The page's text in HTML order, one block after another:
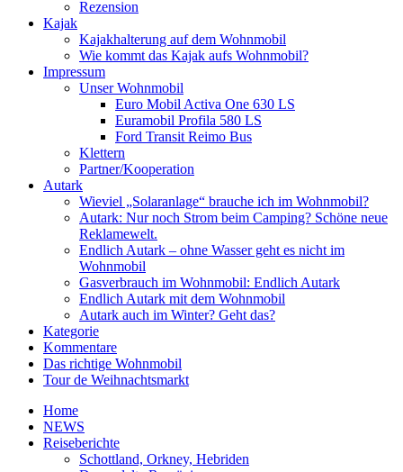
Rezension
Kajak
Kajakhalterung auf dem Wohnmobil
Wie kommt das Kajak aufs Wohnmobil?
Impressum
Unser Wohnmobil
Euro Mobil Activa One 630 LS
Euramobil Profila 580 LS
Ford Transit Reimo Bus
Klettern
Partner/Kooperation
Autark
Wieviel „Solaranlage“ brauche ich im Wohnmobil?
Autark: Nur noch Strom beim Camping? Schöne neue
Reklamewelt.
Endlich Autark – ohne Wasser geht es nicht im
Wohnmobil
Gasverbrauch im Wohnmobil: Endlich Autark
Endlich Autark mit dem Wohnmobil
Autark auch im Winter? Geht das?
Kategorie
Kommentare
Das richtige Wohnmobil
Tour de Weihnachtsmarkt
Home
NEWS
Reiseberichte
Schottland, Orkney, Hebriden